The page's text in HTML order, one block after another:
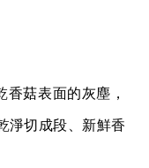
菇表面的灰塵，
淨切成段、新鮮香